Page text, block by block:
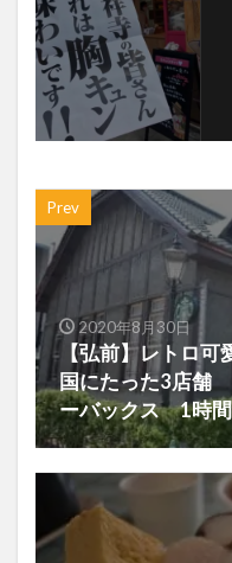
Prev
2020年8月30日
【弘前】レトロ
国にたった3店舗
ーバックス 1時